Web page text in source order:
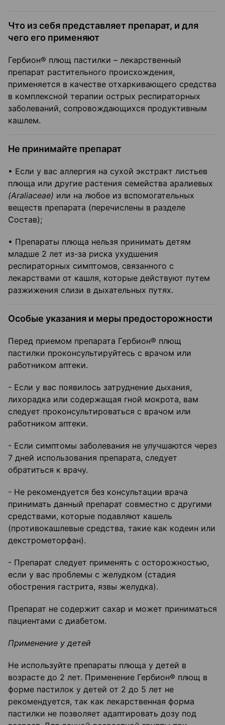
Что из себя представляет препарат, и для
чего его применяют
Гербион® плющ пастилки – лекарственный
препарат растительного происхождения,
применяется в качестве отхаркивающего средства
в комплексной терапии острых респираторных
заболеваний, сопровождающихся продуктивным
кашлем.
Не принимайте препарат
• Если у вас аллергия на сухой экстракт листьев
плюща или другие растения семейства аралиевых
(Araliaceae) или на любое из вспомогательных
веществ препарата (перечислены в разделе
Состав);
• Препараты плюща нельзя принимать детям
младше 2 лет из-за риска ухудшения
респираторных симптомов, связанного с
лекарствами от кашля, которые действуют путем
разжижения слизи в дыхательных путях.
Особые указания и меры предосторожности
Перед приемом препарата Гербион® плющ
пастилки проконсультируйтесь с врачом или
работником аптеки.
- Если у вас появилось затруднение дыхания,
лихорадка или содержащая гной мокрота, вам
следует проконсультироваться с врачом или
работником аптеки.
- Если симптомы заболевания не улучшаются через
7 дней использования препарата, следует
обратиться к врачу.
- Не рекомендуется без консультации врача
принимать данный препарат совместно с другими
средствами, которые подавляют кашель
(противокашлевые средства, такие как кодеин или
декстрометорфан).
- Препарат следует применять с осторожностью,
если у вас проблемы с желудком (стадия
обострения гастрита, язвы желудка).
Препарат не содержит сахар и может приниматься
пациентами с диабетом.
Применение у детей
Не используйте препараты плюща у детей в
возрасте до 2 лет. Применение Гербион® плющ в
форме пастилок у детей от 2 до 5 лет не
рекомендуется, так как лекарственная форма
пастилки не позволяет адаптировать дозу под